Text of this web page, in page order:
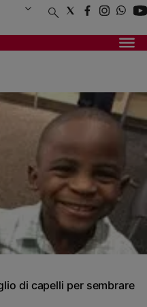
di capelli per sembrare